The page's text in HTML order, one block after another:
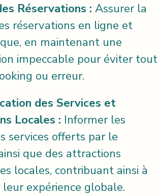
Réservations : Assurer la
réservations en ligne et
en maintenant une
impeccable pour éviter tout
ou erreur.
des Services et
Locales : Informer les
services offerts par le
que des attractions
locales, contribuant ainsi à
expérience globale.